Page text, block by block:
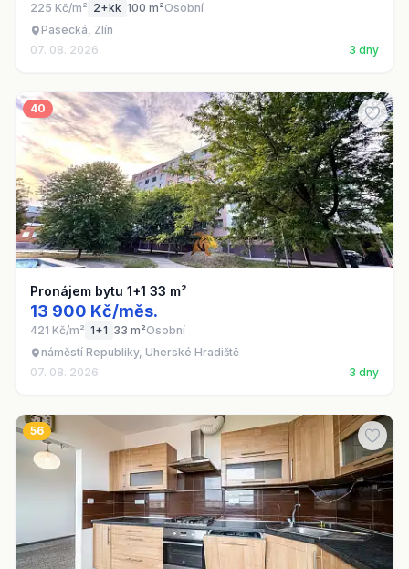
225 Kč/m² 2+kk 100 m²Osobní
Pasecká, Zlín
07. 08. 2026
3 dny
40
Pronájem bytu 1+1 33 m²
13 900 Kč/měs.
421 Kč/m² 1+1 33 m²Osobní
náměstí Republiky, Uherské Hradiště
07. 08. 2026
3 dny
56